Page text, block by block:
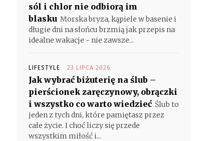
sól i chlor nie odbiorą im
blasku Morska bryza, kąpiele w basenie i
długie dni na słońcu brzmią jak przepis na
idealne wakacje - nie zawsze...
LIFESTYLE 23 LIPCA 2026
Jak wybrać biżuterię na ślub –
pierścionek zaręczynowy, obrączki
i wszystko co warto wiedzieć Ślub to
jeden z tych dni, które pamiętasz przez
całe życie. I choć liczy się przede
wszystkim miłość i...